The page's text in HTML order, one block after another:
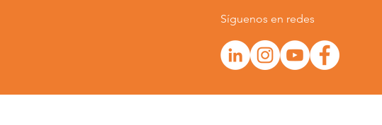
Síguenos en redes